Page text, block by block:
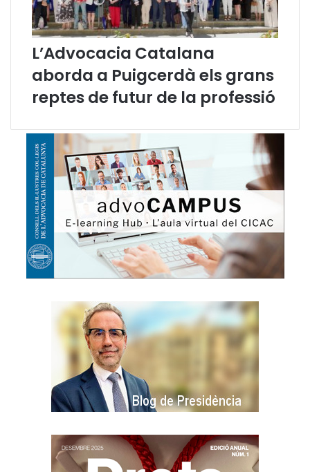
a
L’Advocacia Catalana
aborda a Puigcerdà els grans
reptes de futur de la professió